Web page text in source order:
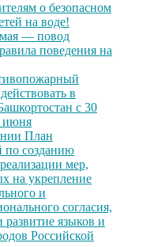
о безопасном
на воде!
— повод
поведения на
в
с 30
июня
План
по созданию
мер,
на укрепление
и
согласия,
развитие языков и
Российской